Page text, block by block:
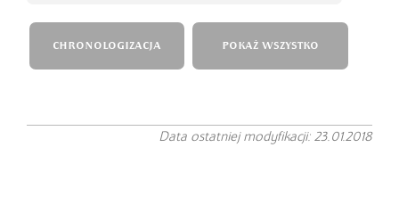
CHRONOLOGIZACJA POKAŻ WSZYSTKO
Data ostatniej modyfikacji: 23.01.2018